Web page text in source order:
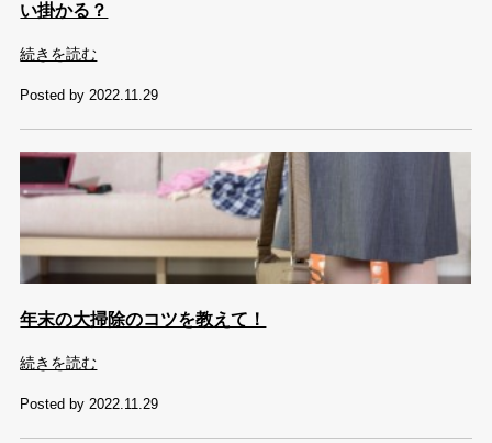
い掛かる？
続きを読む
Posted by 2022.11.29
年末の大掃除のコツを教えて！
続きを読む
Posted by 2022.11.29